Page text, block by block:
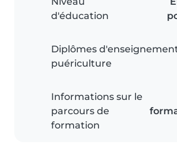
d'éducation
Diplômes
puériculture
Informations sur le
parcours de
formation